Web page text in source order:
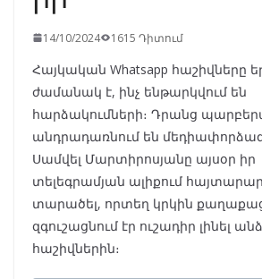
14/10/2024 1615 Դիտում
Հայկական Whatsapp հաշիվները
ժամանակ է, ինչ ենթարկվում են
հարձակումների։ Դրանց
անդրադառնում են
Սամվել Մարտիրոսյանը այսօր իր
տելեգրամյան ալիքում
տարածել, որտեղ կրկին
զգուշացնում էր ուշադիր լինել
հաշիվներին։